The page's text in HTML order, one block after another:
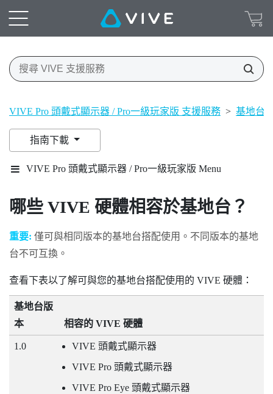
VIVE Pro 頭戴式顯示器 / Pro一級玩家版 支援服務 > 基地台
指南下載
VIVE Pro 頭戴式顯示器 / Pro一級玩家版 Menu
哪些 VIVE 硬體相容於基地台？
重要: 僅可與相同版本的基地台搭配使用。不同版本的基地
台不可互換。
查看下表以了解可與您的基地台搭配使用的 VIVE 硬體：
基地台版
本
相容的 VIVE 硬體
1.0 VIVE 頭戴式顯示器
VIVE Pro 頭戴式顯示器
VIVE Pro Eye 頭戴式顯示器